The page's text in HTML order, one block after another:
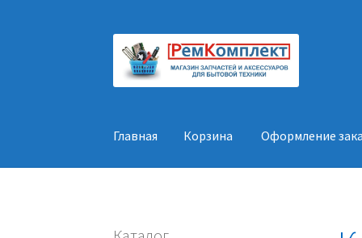
Перейти
навигации
Перейти
содержимому
Главная Корзина Оформление